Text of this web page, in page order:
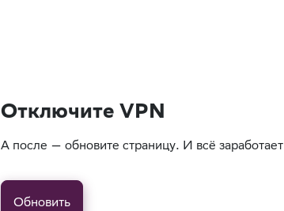
Отключите VPN
А после — обновите страницу. И всё заработает
Обновить